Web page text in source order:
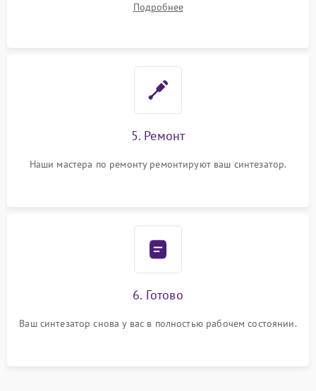
Подробнее
5. Ремонт
Наши мастера по ремонту ремонтируют ваш синтезатор.
6. Готово
Ваш синтезатор снова у вас в полностью рабочем состоянии.